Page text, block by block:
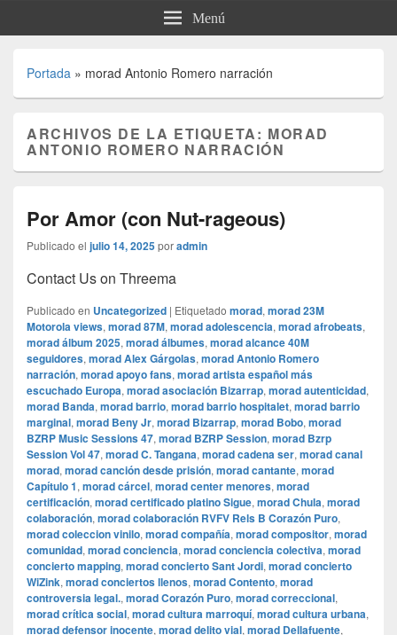
Menú
Portada » morad Antonio Romero narración
ARCHIVOS DE LA ETIQUETA: MORAD
ANTONIO ROMERO NARRACIÓN
Por Amor (con Nut-rageous)
Publicado el julio 14, 2025poradmin
Contact Us on Threema
Publicado en Uncategorized | Etiquetado morad, morad 23M
Motorola views, morad 87M, morad adolescencia, morad afrobeats,
morad álbum 2025, morad álbumes, morad alcance 40M
seguidores, morad Alex Gárgolas, morad Antonio Romero
narración, morad apoyo fans, morad artista español más
escuchado Europa, morad asociación Bizarrap, morad autenticidad,
morad Banda, morad barrio, morad barrio hospitalet, morad barrio
marginal, morad Beny Jr, morad Bizarrap, morad Bobo, morad
BZRP Music Sessions 47, morad BZRP Session, morad Bzrp
Session Vol 47, morad C. Tangana, morad cadena ser, morad canal
morad, morad canción desde prisión, morad cantante, morad
Capítulo 1, morad cárcel, morad center menores, morad
certificación, morad certificado platino Sigue, morad Chula, morad
colaboración, morad colaboración RVFV Rels B Corazón Puro,
morad coleccion vinilo, morad compañía, morad compositor, morad
comunidad, morad conciencia, morad conciencia colectiva, morad
concierto mapping, morad concierto Sant Jordi, morad concierto
WiZink, morad conciertos llenos, morad Contento, morad
controversia legal., morad Corazón Puro, morad correccional,
morad crítica social, morad cultura marroquí, morad cultura urbana,
morad defensor inocente, morad delito vial, morad Dellafuente,